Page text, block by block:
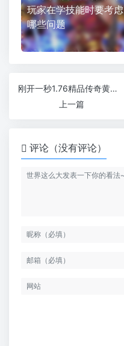
玩家在学技能时要考虑
哪些问题
刚开一秒1.76精品传奇黄泉水玩家都是去哪里打怪的
上一篇
评论（没有评论）